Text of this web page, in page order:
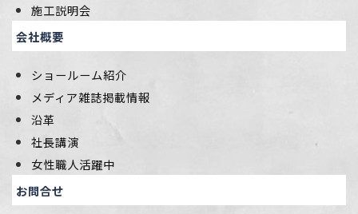
施工説明会
会社概要
ショールーム紹介
メディア雑誌掲載情報
沿革
社長講演
女性職人活躍中
お問合せ